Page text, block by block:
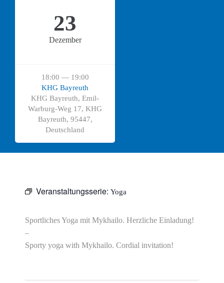
23
Dezember
18:00 — 19:00
KHG Bayreuth
KHG Bayreuth, Emil-
Warburg-Weg 17, KHG
Bayreuth, 95447,
Deutschland
Veranstaltungsserie: Yoga
Sportliches Yoga mit Mykhailo. Herzliche Einladung!
–
Sporty yoga with Mykhailo. Cordial invitation!